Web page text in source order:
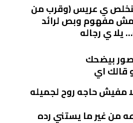
ي عريس (وقرب من
مفهوم وبص لرائد
ي رجاله
بيضحك
قالك اي
لا مفيش حاجه روح لجميله
من غير ما يستني رده